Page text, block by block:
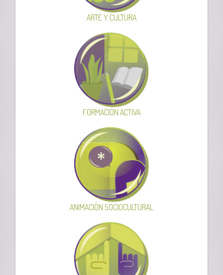
ARTE Y CULTURA
FORMACIÓN ACTIVA
ANIMACIÓN SOCIOCULTURAL